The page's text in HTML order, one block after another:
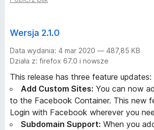
Wersja 2.1.0
Data wydania: 4 mar 2020 — 487,85 KB
Działa z: firefox 67.0 i nowsze
This release has three feature updates:
Add Custom Sites: You can now
to the Facebook Container. This new
Login with Facebook wherever you
Subdomain Support: When you